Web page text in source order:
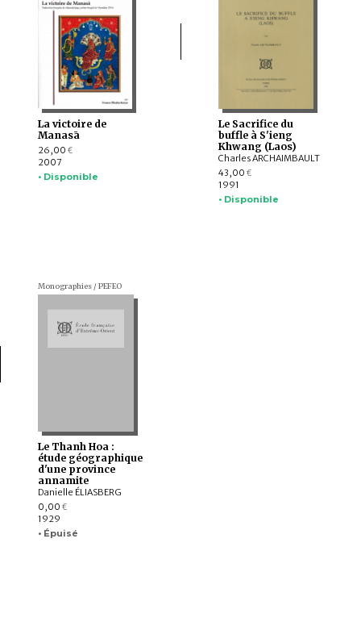
La victoire de
Manasā
26,00 €
2007
• Disponible
Le Sacrifice du
buffle à S'ieng
Khwang (Laos)
Charles ARCHAIMBAULT
43,00 €
1991
• Disponible
Monographies / PEFEO
Le Thanh Hoa :
étude géographique
d'une province
annamite
Danielle ÉLIASBERG
0,00 €
1929
• Épuisé